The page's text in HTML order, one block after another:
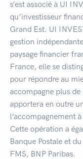
s’est associé à UI
qu’investisseur
Grand Est. UI
gestion
paysage financier
France, elle se
pour répondre au
accompagne plus
apportera en outre
l’accompagnement
Cette opération a
Banque Postale et
FMS, BNP Paribas.